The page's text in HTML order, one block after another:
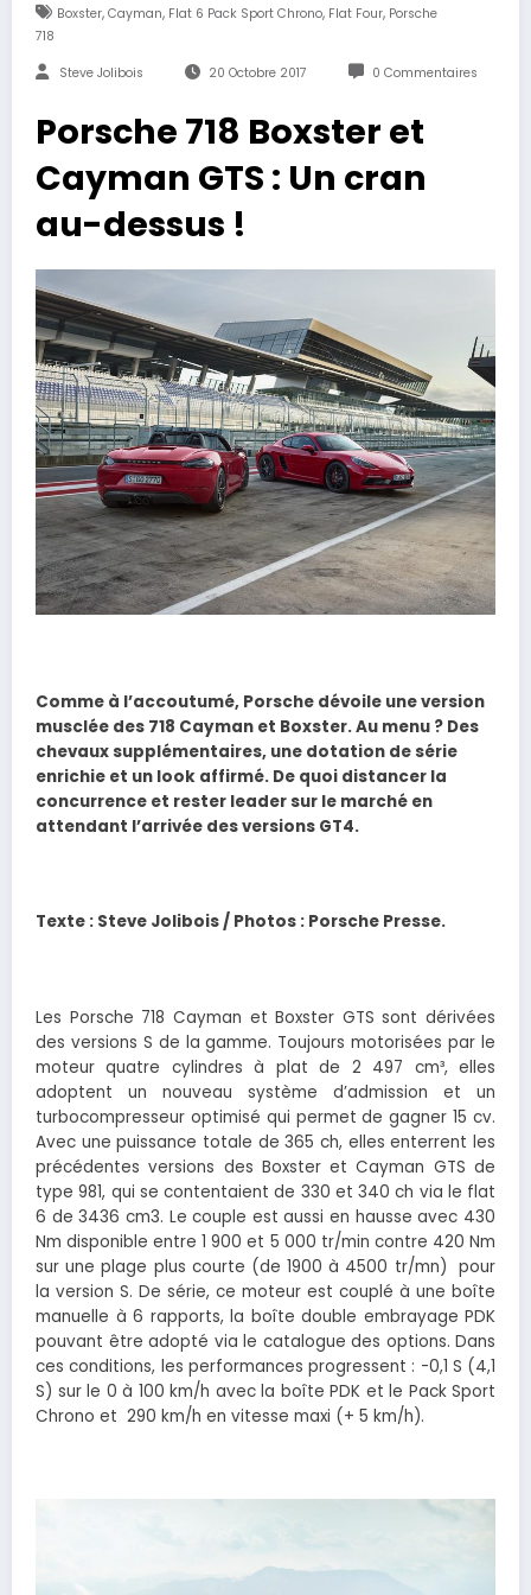
Boxster, Cayman, Flat 6 Pack Sport Chrono, Flat Four, Porsche
718
Steve Jolibois 20 Octobre 2017 0 Commentaires
Porsche 718 Boxster et
Cayman GTS : Un cran
au-dessus !
Comme à l’accoutumé, Porsche dévoile une version
musclée des 718 Cayman et Boxster. Au menu ? Des
chevaux supplémentaires, une dotation de série
enrichie et un look affirmé. De quoi distancer la
concurrence et rester leader sur le marché en
attendant l’arrivée des versions GT4.
Texte : Steve Jolibois / Photos : Porsche Presse.
Les Porsche 718 Cayman et Boxster GTS sont dérivées
des versions S de la gamme. Toujours motorisées par le
moteur quatre cylindres à plat de 2 497 cm³, elles
adoptent un nouveau système d’admission et un
turbocompresseur optimisé qui permet de gagner 15 cv.
Avec une puissance totale de 365 ch, elles enterrent les
précédentes versions des Boxster et Cayman GTS de
type 981, qui se contentaient de 330 et 340 ch via le flat
6 de 3436 cm3. Le couple est aussi en hausse avec 430
Nm disponible entre 1 900 et 5 000 tr/min contre 420 Nm
sur une plage plus courte (de 1900 à 4500 tr/mn) pour
la version S. De série, ce moteur est couplé à une boîte
manuelle à 6 rapports, la boîte double embrayage PDK
pouvant être adopté via le catalogue des options. Dans
ces conditions, les performances progressent : -0,1 S (4,1
S) sur le 0 à 100 km/h avec la boîte PDK et le Pack Sport
Chrono et 290 km/h en vitesse maxi (+ 5 km/h).